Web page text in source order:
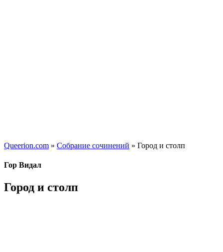
Queerion.com » Собрание сочинений » Город и столп
Гор Видал
Город и столп